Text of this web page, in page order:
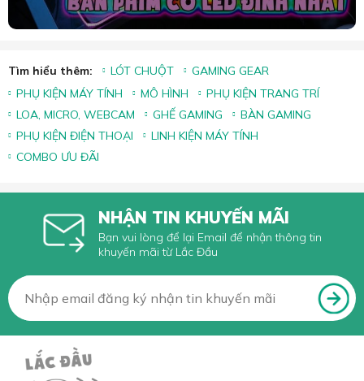
Tìm hiểu thêm: LÓT CHUỘT
GAMING GEAR
PHỤ KIỆN MÁY TÍNH
MÔ HÌNH
PHỤ KIỆN TRANG TRÍ
LOA, MICRO, WEBCAM
GHẾ GAMING
BÀN GAMING
PHỤ KIỆN ĐIỆN THOẠI
LINH KIỆN MÁY TÍNH
COMBO ƯU ĐÃI
NHẬN TIN KHUYẾN MÃI
Bạn vui lòng để lại Email để nhận thông tin
khuyến mãi từ Lắc Đầu